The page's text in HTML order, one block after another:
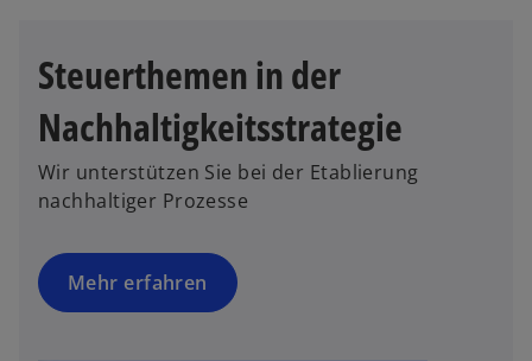
Steuerthemen in der
Nachhaltigkeitsstrategie
Wir unterstützen Sie bei der Etablierung
nachhaltiger Prozesse
Mehr erfahren